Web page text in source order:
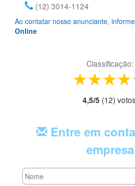
(12) 3014-1124
Ao contatar nosso anunciante,
Online
Classificação:
3
2
1 star
4,5/5 (12) voto
Entre em
empresa